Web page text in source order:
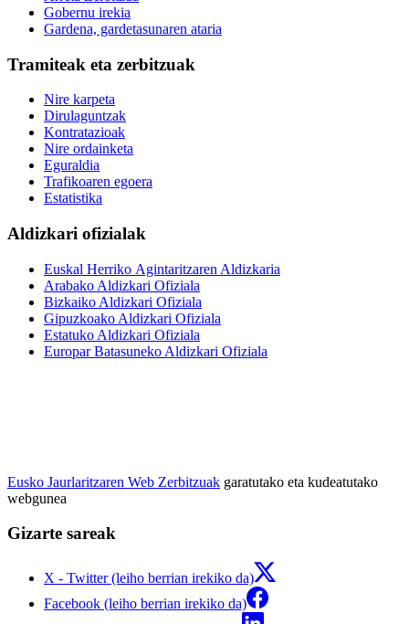
Gobernu irekia
Gardena, gardetasunaren ataria
Tramiteak eta zerbitzuak
Nire karpeta
Dirulaguntzak
Kontratazioak
Nire ordainketa
Eguraldia
Trafikoaren egoera
Estatistika
Aldizkari ofizialak
Euskal Herriko Agintaritzaren Aldizkaria
Arabako Aldizkari Ofiziala
Bizkaiko Aldizkari Ofiziala
Gipuzkoako Aldizkari Ofiziala
Estatuko Aldizkari Ofiziala
Europar Batasuneko Aldizkari Ofiziala
Eusko Jaurlaritzaren Web Zerbitzuak garatutako eta kudeatutako
webgunea
Gizarte sareak
X - Twitter (leiho berrian irekiko da)
Facebook (leiho berrian irekiko da)